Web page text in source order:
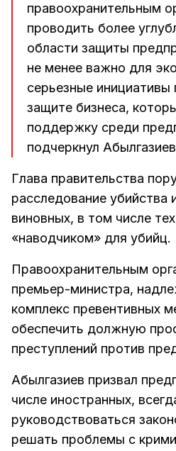
правоохранительным
проводить более
области защиты
не менее важно для
серьезные инициативы
защите бизнеса,
поддержку среди
подчеркнул
Глава правительства
расследование убийства
виновных, в том числе
«наводчиком» для убийц.
Правоохранительным
премьер-министра,
комплекс превентивных
обеспечить должную
преступлений против
Абылгазиев призвал
числе иностранных,
руководствоваться
решать проблемы с